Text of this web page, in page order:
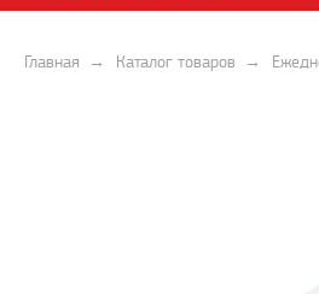
Главная Каталог товаров